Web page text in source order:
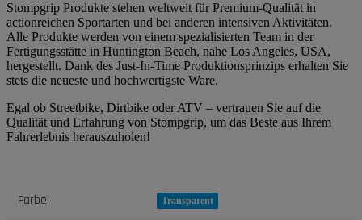
Stompgrip Produkte stehen weltweit für Premium-Qualität in
actionreichen Sportarten und bei anderen intensiven Aktivitäten.
Alle Produkte werden von einem spezialisierten Team in der
Fertigungsstätte in Huntington Beach, nahe Los Angeles, USA,
hergestellt. Dank des Just-In-Time Produktionsprinzips erhalten Sie
stets die neueste und hochwertigste Ware.
Egal ob Streetbike, Dirtbike oder ATV – vertrauen Sie auf die
Qualität und Erfahrung von Stompgrip, um das Beste aus Ihrem
Fahrerlebnis herauszuholen!
Produkteigenschaft
Wert
Farbe: Transparent